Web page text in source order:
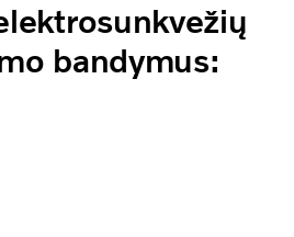
bandymus: